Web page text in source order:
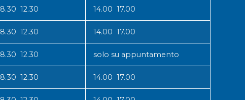
8.30 12.30 14.00 17.00
8.30 12.30 14.00 17.00
8.30 12.30 solo su appuntamento
8.30 12.30 14.00 17.00